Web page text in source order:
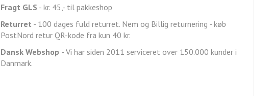
Fragt GLS - kr. 45,- til pakkeshop
Returret - 100 dages fuld returret. Nem og Billig returnering - køb
PostNord retur QR-kode fra kun 40 kr.
Dansk Webshop - Vi har siden 2011 serviceret over 150.000 kunder i
Danmark.